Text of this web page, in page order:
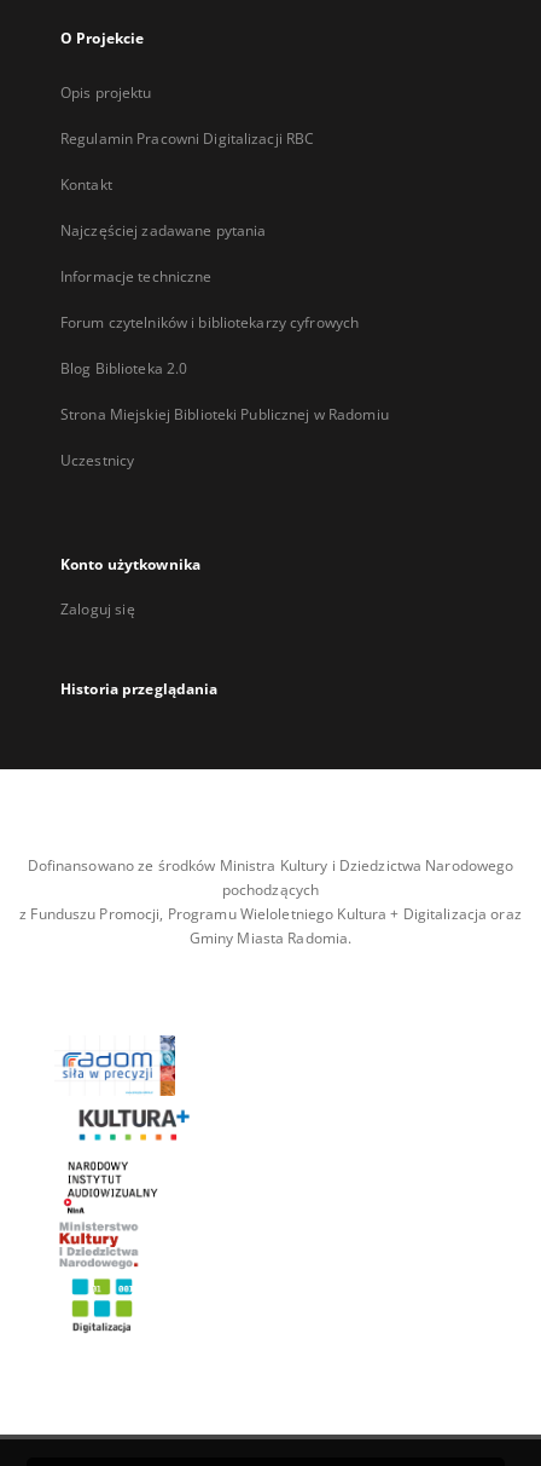
O Projekcie
Opis projektu
Regulamin Pracowni Digitalizacji RBC
Kontakt
Najczęściej zadawane pytania
Informacje techniczne
Forum czytelników i bibliotekarzy cyfrowych
Blog Biblioteka 2.0
Strona Miejskiej Biblioteki Publicznej w Radomiu
Uczestnicy
Konto użytkownika
Zaloguj się
Historia przeglądania
Dofinansowano ze środków Ministra Kultury i Dziedzictwa Narodowego
pochodzących
z Funduszu Promocji, Programu Wieloletniego Kultura + Digitalizacja oraz
Gminy Miasta Radomia.